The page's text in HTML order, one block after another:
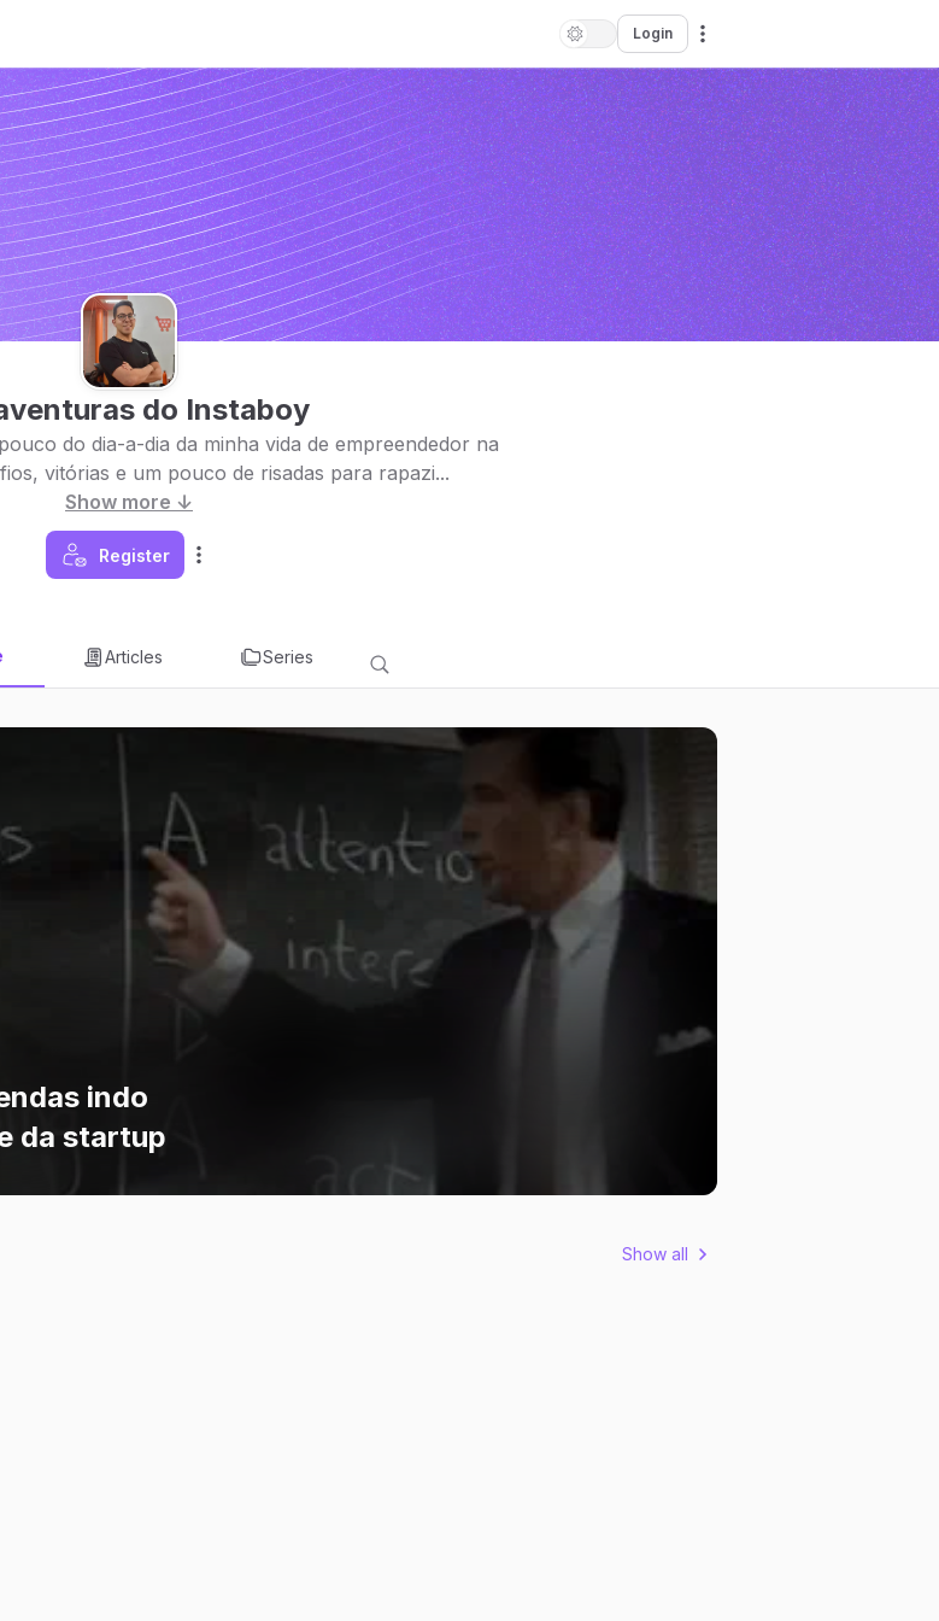
Login
do Instaboy
do dia-a-dia da minha vida de empreendedor na
vitórias e um pouco de risadas para rapazi...
Show more ↓
Register
Articles Series
indo
da startup
Show all